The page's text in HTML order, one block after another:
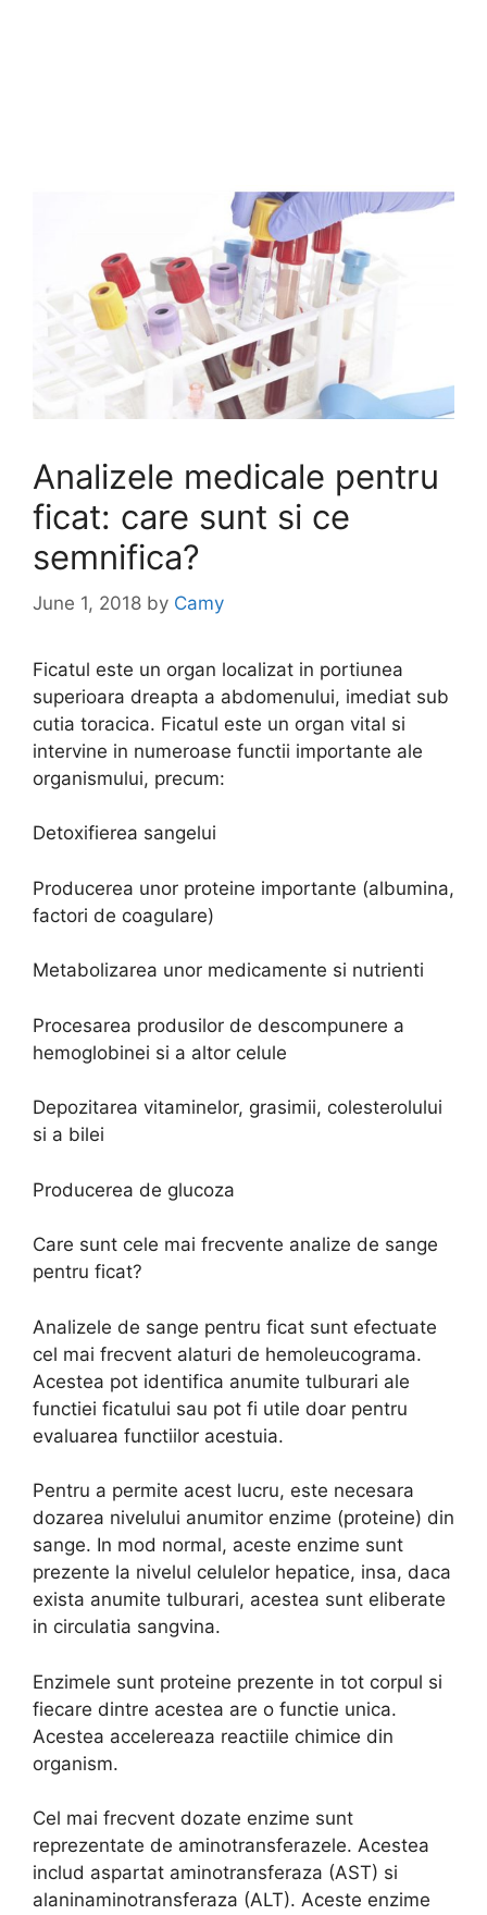
Analizele medicale pentru
ficat: care sunt si ce
semnifica?
June 1, 2018 by Camy
Ficatul este un organ localizat in portiunea
superioara dreapta a abdomenului, imediat sub
cutia toracica. Ficatul este un organ vital si
intervine in numeroase functii importante ale
organismului, precum:
Detoxifierea sangelui
Producerea unor proteine importante (albumina,
factori de coagulare)
Metabolizarea unor medicamente si nutrienti
Procesarea produsilor de descompunere a
hemoglobinei si a altor celule
Depozitarea vitaminelor, grasimii, colesterolului
si a bilei
Producerea de glucoza
Care sunt cele mai frecvente analize de sange
pentru ficat?
Analizele de sange pentru ficat sunt efectuate
cel mai frecvent alaturi de hemoleucograma.
Acestea pot identifica anumite tulburari ale
functiei ficatului sau pot fi utile doar pentru
evaluarea functiilor acestuia.
Pentru a permite acest lucru, este necesara
dozarea nivelului anumitor enzime (proteine) din
sange. In mod normal, aceste enzime sunt
prezente la nivelul celulelor hepatice, insa, daca
exista anumite tulburari, acestea sunt eliberate
in circulatia sangvina.
Enzimele sunt proteine prezente in tot corpul si
fiecare dintre acestea are o functie unica.
Acestea accelereaza reactiile chimice din
organism.
Cel mai frecvent dozate enzime sunt
reprezentate de aminotransferazele. Acestea
includ aspartat aminotransferaza (AST) si
alaninaminotransferaza (ALT). Aceste enzime